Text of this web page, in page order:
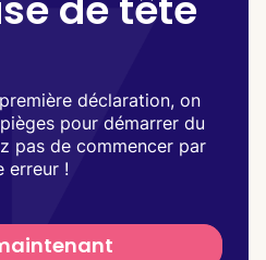
déclaration, on
pour démarrer du
pas de commencer par
erreur !